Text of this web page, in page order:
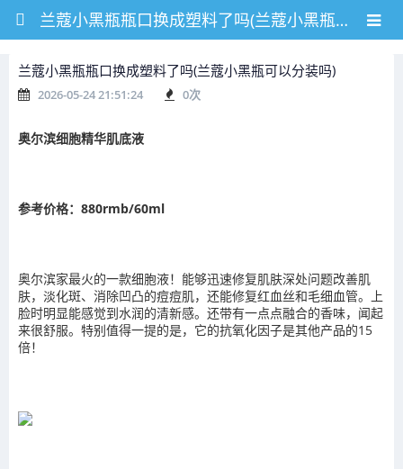
兰蔻小黑瓶瓶口换成塑料了吗(兰蔻小黑瓶可以分装吗)
兰蔻小黑瓶瓶口换成塑料了吗(兰蔻小黑瓶可以分装吗)
2026-05-24 21:51:24 0次
奥尔滨细胞精华肌底液
参考价格：880rmb/60ml
奥尔滨家最火的一款细胞液！能够迅速修复肌肤深处问题改善肌
肤，淡化斑、消除凹凸的痘痘肌，还能修复红血丝和毛细血管。上
脸时明显能感觉到水润的清新感。还带有一点点融合的香味，闻起
来很舒服。特别值得一提的是，它的抗氧化因子是其他产品的15
倍！